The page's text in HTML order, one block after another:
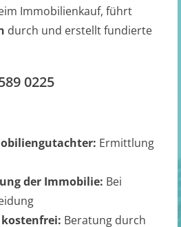
Immobilienkauf, führt
durch und erstellt fundierte
0225
Ermittlung
der Immobilie: Bei
Beratung durch